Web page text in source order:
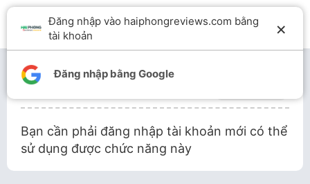
Bạn cần phải đăng nhập tài khoản mới có thể
sử dụng được chức năng này
Đăng nhập vào haiphongreviews.com bằng
tài khoản
×
Đăng nhập bằng Google